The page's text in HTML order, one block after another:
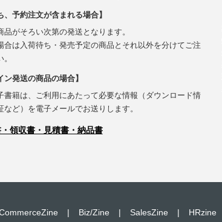
、予約注文が含まれる場合】
品がそろい次第の発送となります。
合は入荷待ち・発売予定の商品とそれ以外を分けてご注
ン発送の商品の場合】
書籍は、ご利用にあたって必要な情報（ダウンロード情
など）を電子メールでお送りします。
領収書・見積書・納品書
| Biz/Zine | SalesZine | HRzine